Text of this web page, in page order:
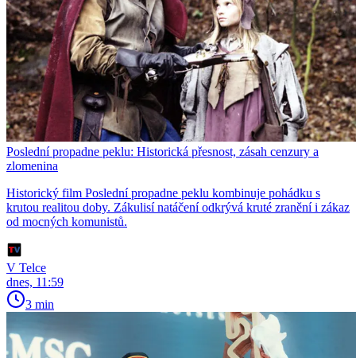
Poslední propadne peklu: Historická přesnost, zásah cenzury a
zlomenina
Historický film Poslední propadne peklu kombinuje pohádku s
krutou realitou doby. Zákulisí natáčení odkrývá kruté zranění i zákaz
od mocných komunistů.
V Telce
dnes, 11:59
3 min